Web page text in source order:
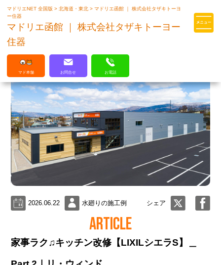
マドリエはLIXILの厳しい基準を
マドリエNET 全国版>北海道・東北>マドリエ函館 ｜ 株式会社タザキトーヨ
ー住器
マドリエ函館 ｜ 株式会社タザキトーヨー
住器
マド本舗 お問合せ お電話
2026.06.22 水廻りの施工例 シェア
ARTICLE
家事ラク♫キッチン改修【LIXILシエラS】＿